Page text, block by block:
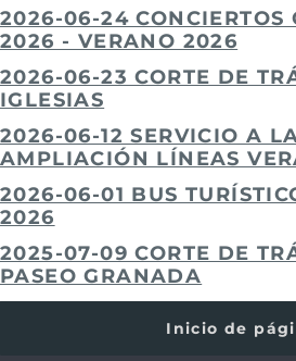
2026-06-24 CONCIERTOS
2026 - VERANO 2026
2026-06-23 CORTE DE
IGLESIAS
2026-06-12 SERVICIO A
AMPLIACIÓN LÍNEAS
2026-06-01 BUS
2026
2025-07-09 CORTE DE
PASEO GRANADA
Inicio de